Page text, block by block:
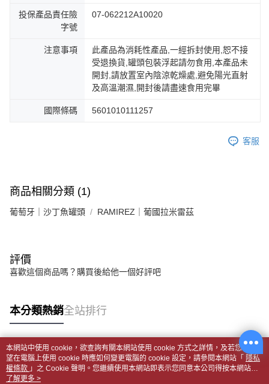
投保產品責任險
字號
07-062212A10020
注意事項
此產品為消耗性產品,一經拆封使用,恕不接
受退換貨,罐頭包裝浮起請勿食用,本產品未
開封,請放置室內陰涼乾燥處,避免陽光直射
及高溫潮濕,開封後請盡速食用完畢
國際條碼 5601010111257
客服
商品相關分類 (1)
葡萄牙｜沙丁魚罐頭 RAMIREZ｜葡國拉米雷茲
評價
喜歡這個商品嗎？購買後給他一個好評吧
本分類熱銷全站排行
熱門標籤
本網站中使用 cookie，欲查詢有關本網站使用 cookie 方式之詳情，及若您不希
望在電腦上使用 cookie 時應如何變更電腦的 cookie 設定，請參閱本網站「 隱私
權條款 」之 Cookie 聲明。您繼續使用本網站即表示您同意本公司得按本網站使
用條款之 Cookie 聲明使用 cookie。
了解更多 >